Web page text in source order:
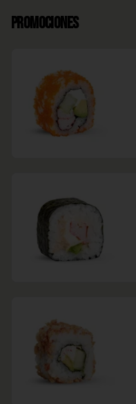
Promociones